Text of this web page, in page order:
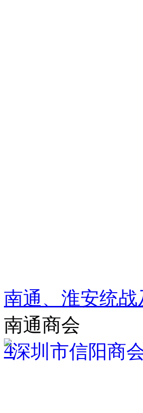
南通、淮安统
南通商会
4